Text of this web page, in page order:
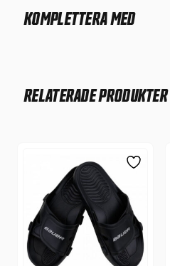
KOMPLETTERA MED
RELATERADE PRODUKTER